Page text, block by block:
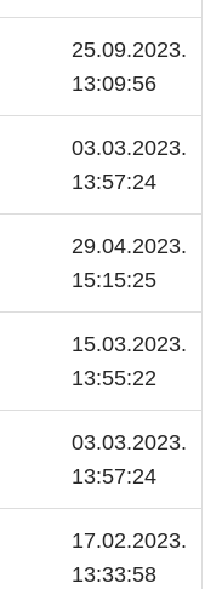
25.09.2023.
13:09:56
03.03.2023.
13:57:24
29.04.2023.
15:15:25
15.03.2023.
13:55:22
03.03.2023.
13:57:24
17.02.2023.
13:33:58